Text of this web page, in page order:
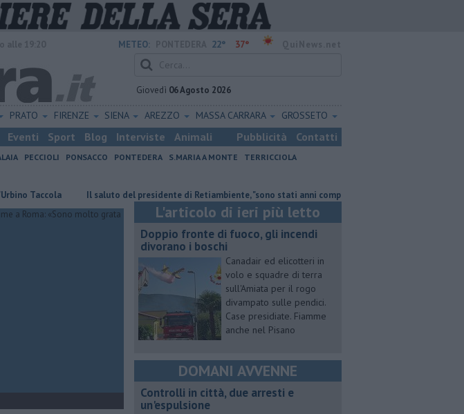
METEO: 22° 37°
Giovedì 06 Agosto 2026
PRATO FIRENZE SIENA AREZZO MASSA CARRARA GROSSETO
Eventi Sport Blog Interviste Animali Pubblicità Contatti
PECCIOLI PONSACCO PONTEDERA S.MARIA A MONTE
TERRICCIOLA
Il saluto del presidente di Retiambiente, "sono stati anni complessi ma di crescita"
L'articolo di ieri più letto
Doppio fronte di fuoco, gli incendi
divorano i boschi
Canadair ed elicotteri in
volo e squadre di terra
sull'Amiata per il rogo
divampato sulle pendici.
Case presidiate. Fiamme
anche nel Pisano
DOMANI AVVENNE
Controlli in città, due arresti e
un'espulsione